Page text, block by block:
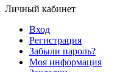
Личный кабинет
Вход
Регистрация
Забыли пароль?
Моя информация